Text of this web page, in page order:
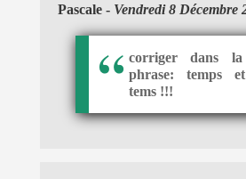
Pascale - Vendredi 8 Décembre
corriger dans la
phrase: temps
tems !!!